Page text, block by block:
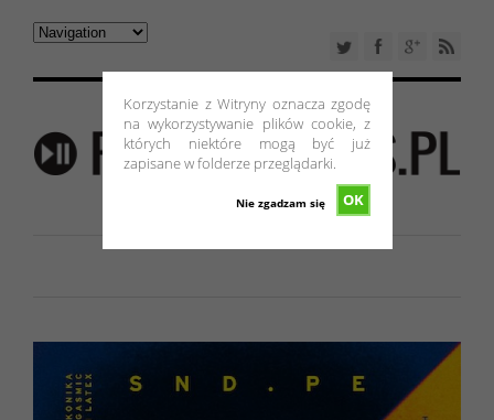
Korzystanie z Witryny oznacza zgodę
na wykorzystywanie plików cookie, z
których niektóre mogą być już
zapisane w folderze przeglądarki.
OK
Nie zgadzam się